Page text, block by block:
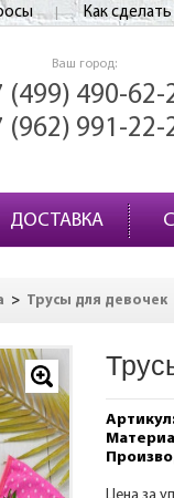
Как сделать
Ваш город:
(499) 490-62-
(962) 991-22-
ДОСТАВКА
> Трусы для девочек